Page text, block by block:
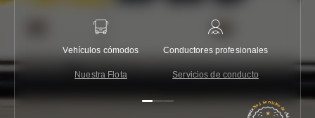
Vehículos cómodos
Nuestra Flota
Conductores profesionales
Servicios de conducto